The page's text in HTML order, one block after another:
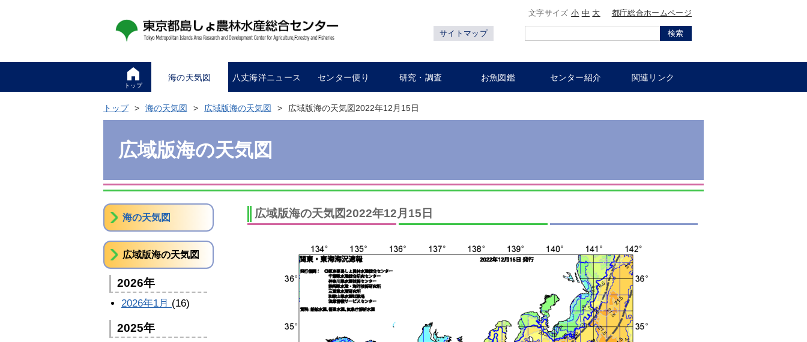
文字サイズ小 中 大 都庁総合ホームページ
サイトマップ 検索
トップ
海の天気図 八丈海洋ニュース センター便り 研究・調査 お魚図鑑 センター紹介 関連リンク
トップ 海の天気図 広域版海の天気図 広域版海の天気図2022年12月15日
広域版海の天気図
広域版海の天気図2022年12月15日
海の天気図
広域版海の天気図
2026年
2026年1月 (16)
2025年